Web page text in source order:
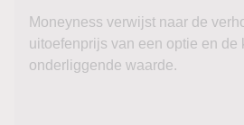
Moneyness verwijst naar de
uitoefenprijs van een optie en de
onderliggende waarde.